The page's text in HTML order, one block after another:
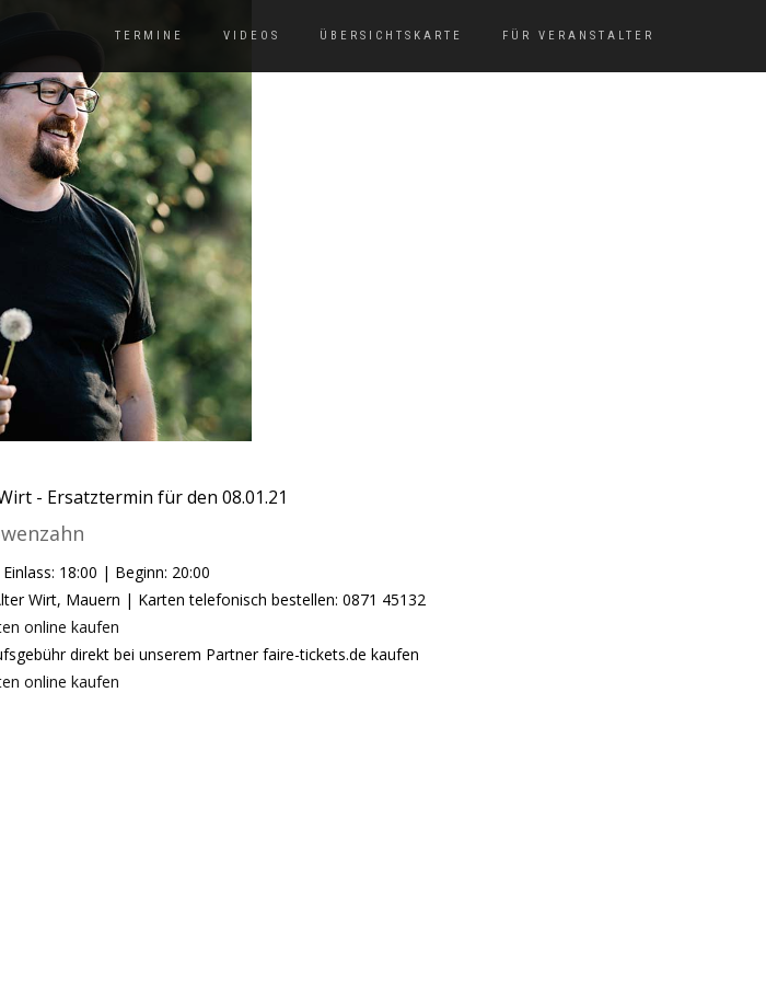
TERMINE VIDEOS ÜBERSICHTSKARTE FÜR VERANSTALTER
- Ersatztermin für den 08.01.21
18:00 | Beginn: 20:00
Wirt, Mauern | Karten telefonisch bestellen: 0871 45132
online kaufen
direkt bei unserem Partner faire-tickets.de kaufen
online kaufen